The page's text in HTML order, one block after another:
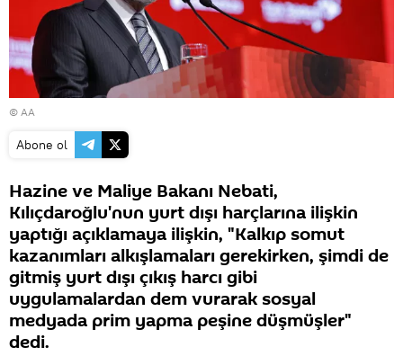
© AA
Abone ol
Hazine ve Maliye Bakanı Nebati,
Kılıçdaroğlu'nun yurt dışı harçlarına ilişkin
yaptığı açıklamaya ilişkin, "Kalkıp somut
kazanımları alkışlamaları gerekirken, şimdi de
gitmiş yurt dışı çıkış harcı gibi
uygulamalardan dem vurarak sosyal
medyada prim yapma peşine düşmüşler"
dedi.